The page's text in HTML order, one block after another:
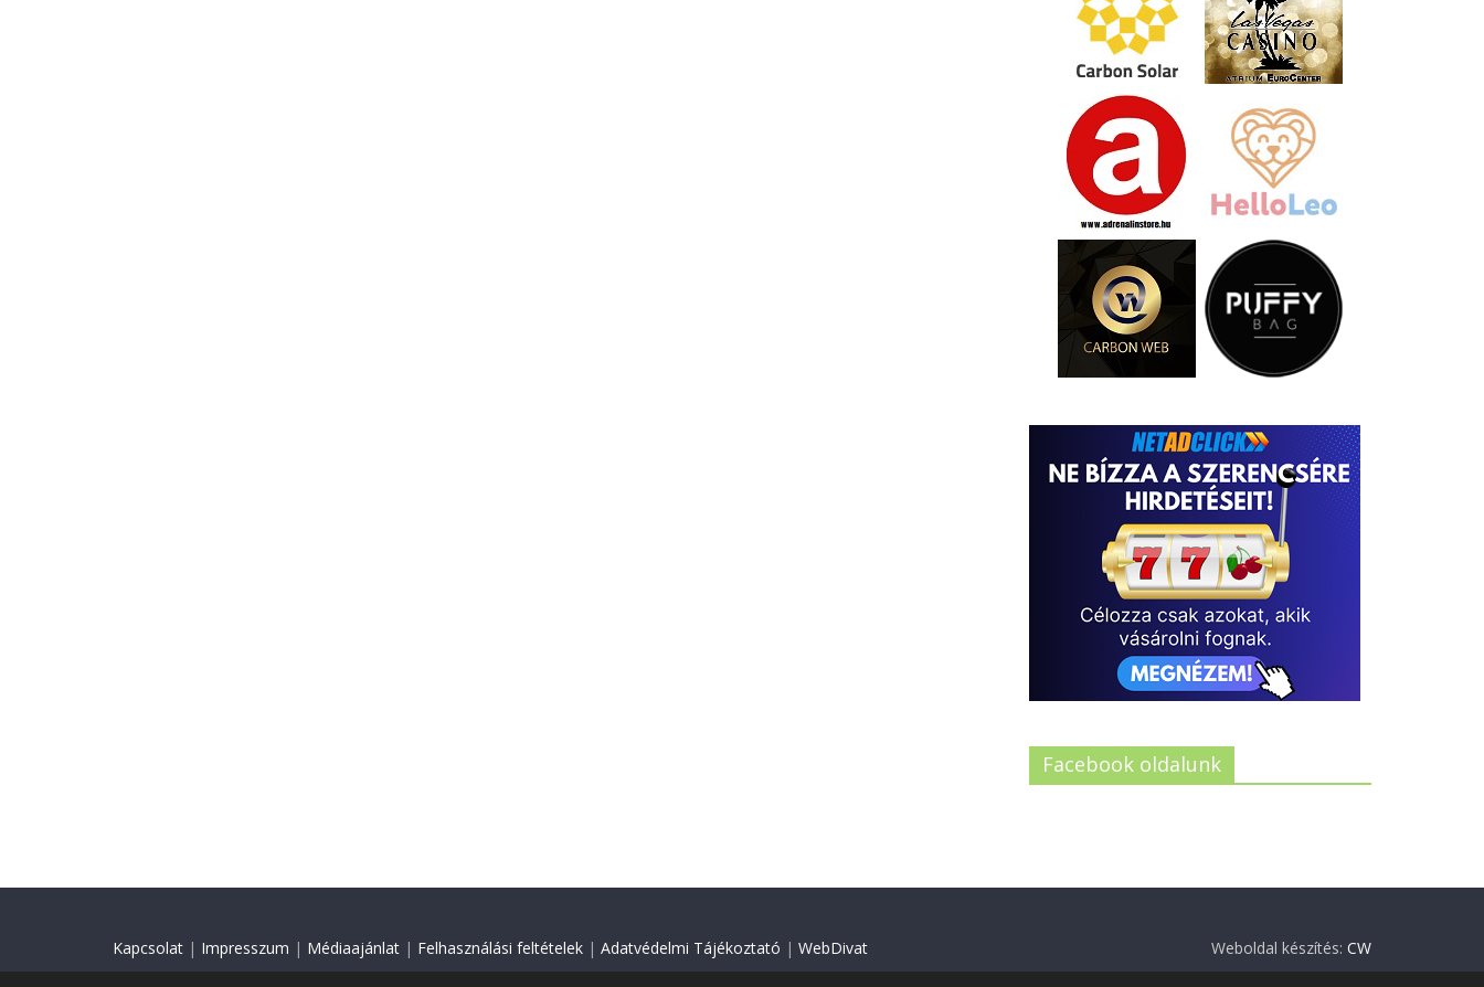
Facebook oldalunk
Kapcsolat | Impresszum | Médiaajánlat | Felhasználási feltételek | Adatvédelmi Tájékoztató | WebDivat
Weboldal készítés: CW